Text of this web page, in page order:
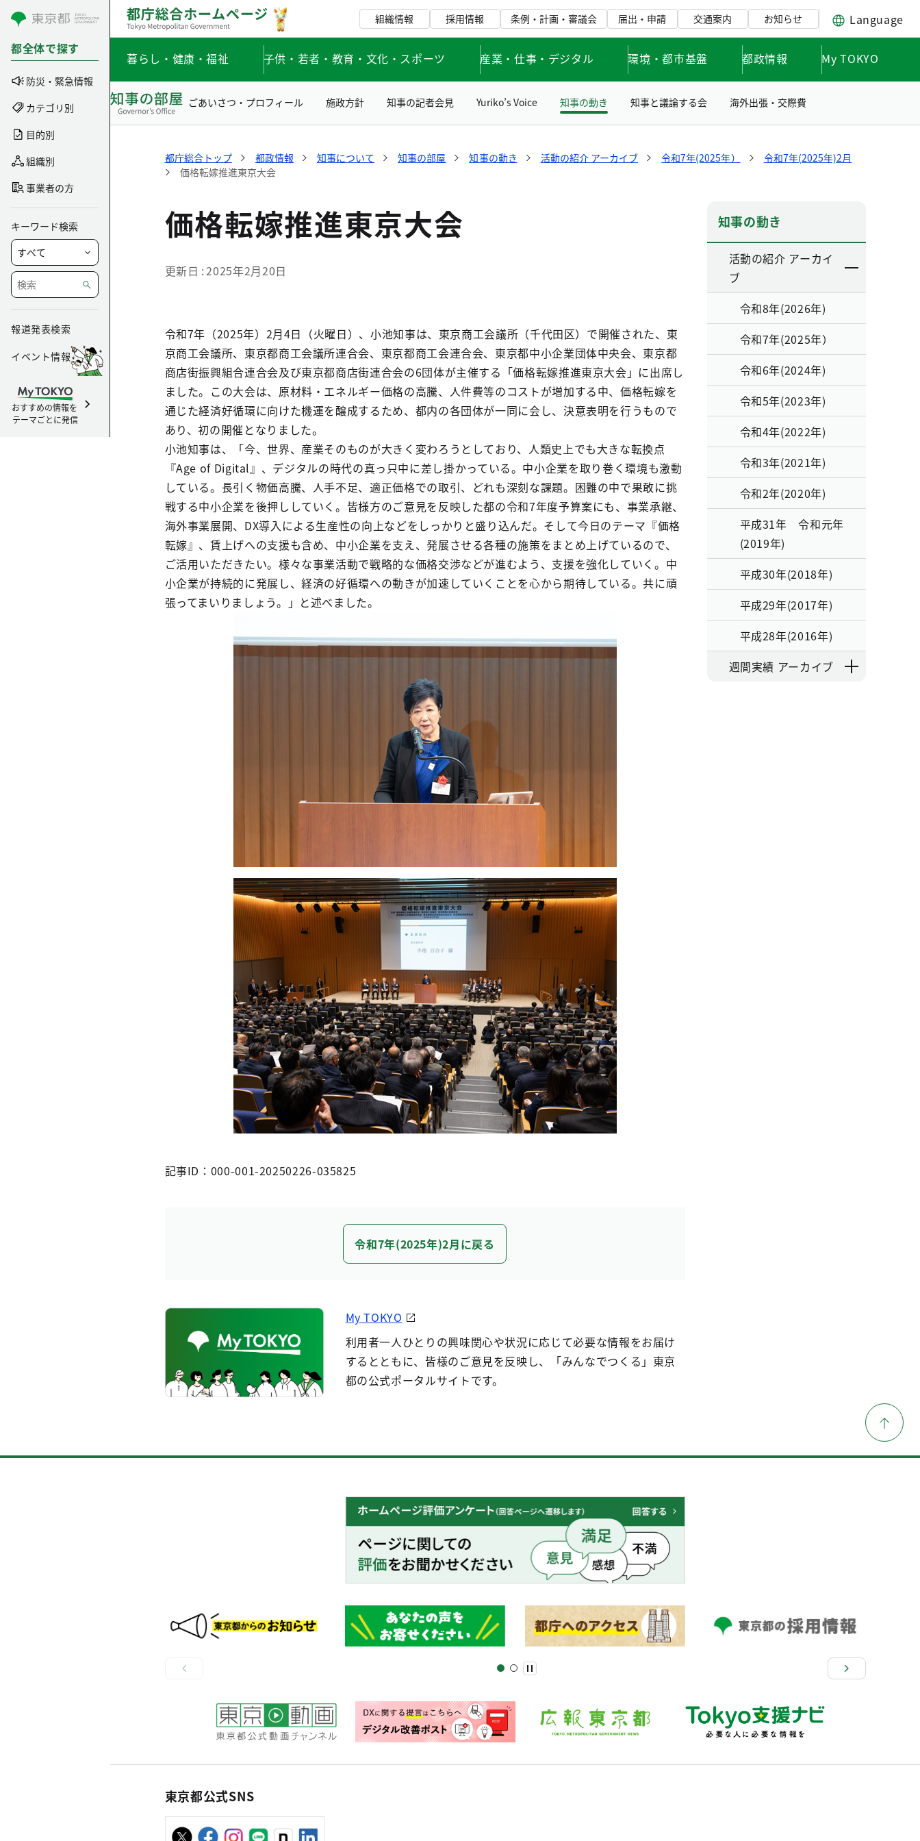
コンテンツにスキップ
都全体で探す
防災・緊急情報
カテゴリ別
目的別
組織別
事業者の方
キーワード検索
報道発表検索
イベント情報
おすすめの情報を
テーマごとに発信
組織情報 採用情報 条例・計画・審議会 届出・申請 交通案内 お知らせ Language
暮らし・健康・福祉 子供・若者・教育・文化・スポーツ 産業・仕事・デジタル 環境・都市基盤 都政情報 My TOKYO
ごあいさつ・プロフィール 施政方針 知事の記者会見 Yuriko’s Voice 知事の動き 知事と議論する会 海外出張・交際費
都庁総合トップ 都政情報 知事について 知事の部屋 知事の動き 活動の紹介 アーカイブ 令和7年(2025年）
令和7年(2025年)2月
価格転嫁推進東京大会
価格転嫁推進東京大会
更新日 2025年2月20日
令和7年（2025年）2月4日（火曜日）、小池知事は、東京商工会議所（千代田区）で開催された、東
京商工会議所、東京都商工会議所連合会、東京都商工会連合会、東京都中小企業団体中央会、東京都
商店街振興組合連合会及び東京都商店街連合会の6団体が主催する「価格転嫁推進東京大会」に出席し
ました。この大会は、原材料・エネルギー価格の高騰、人件費等のコストが増加する中、価格転嫁を
通じた経済好循環に向けた機運を醸成するため、都内の各団体が一同に会し、決意表明を行うもので
あり、初の開催となりました。
小池知事は、「今、世界、産業そのものが大きく変わろうとしており、人類史上でも大きな転換点
『Age of Digital』、デジタルの時代の真っ只中に差し掛かっている。中小企業を取り巻く環境も激動
している。長引く物価高騰、人手不足、適正価格での取引、どれも深刻な課題。困難の中で果敢に挑
戦する中小企業を後押ししていく。皆様方のご意見を反映した都の令和7年度予算案にも、事業承継、
海外事業展開、DX導入による生産性の向上などをしっかりと盛り込んだ。そして今日のテーマ『価格
転嫁』、賃上げへの支援も含め、中小企業を支え、発展させる各種の施策をまとめ上げているので、
ご活用いただきたい。様々な事業活動で戦略的な価格交渉などが進むよう、支援を強化していく。中
小企業が持続的に発展し、経済の好循環への動きが加速していくことを心から期待している。共に頑
張ってまいりましょう。」と述べました。
記事ID：000-001-20250226-035825
令和7年(2025年)2月に戻る
My TOKYO
利用者一人ひとりの興味関心や状況に応じて必要な情報をお届け
するとともに、皆様のご意見を反映し、「みんなでつくる」東京
都の公式ポータルサイトです。
知事の動き
活動の紹介 アーカイ
ブ
令和8年(2026年)
令和7年(2025年）
令和6年(2024年)
令和5年(2023年)
令和4年(2022年)
令和3年(2021年)
令和2年(2020年)
平成31年 令和元年
(2019年)
平成30年(2018年)
平成29年(2017年)
平成28年(2016年)
週間実績 アーカイブ
東京都公式SNS